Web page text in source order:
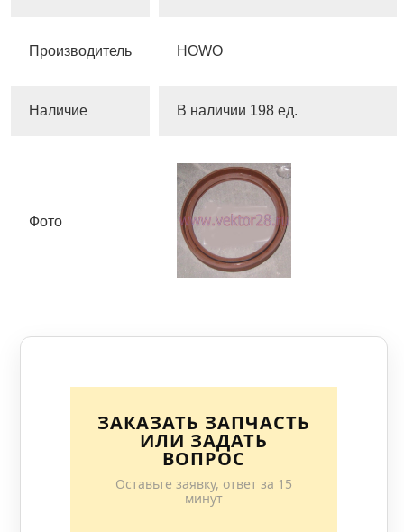
Производитель HOWO
Наличие В наличии 198 ед.
Фото
ЗАКАЗАТЬ ЗАПЧАСТЬ
ИЛИ ЗАДАТЬ
ВОПРОС
Оставьте заявку, ответ за 15
минут